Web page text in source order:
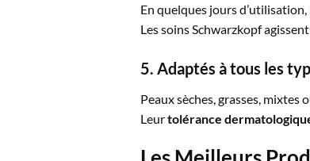
En quelques jours
Les soins Schwarzkopf
5. Adaptés à tous les
Peaux sèches, grasses,
Leurtolérance